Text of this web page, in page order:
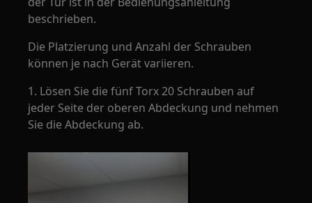
beschrieben.
Die Platzierung und Anzahl der Schrauben
können je nach Gerät variieren.
1. Lösen Sie die fünf Torx 20 Schrauben auf
jeder Seite der oberen Abdeckung und nehmen
Sie die Abdeckung ab.